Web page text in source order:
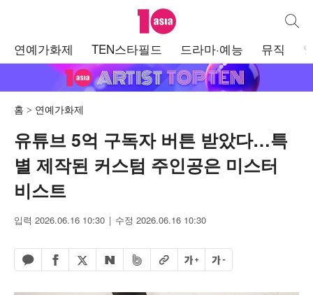
텐아시아 통합
연예가화제 TEN스타필드 드라마·예능 뮤직
홈 연예가화제
유튜브 5억 구독자 버튼 받았다…특
별 제작된 커스텀 주인공은 미스터
비스트
입력 2026.06.16 10:30 수정 2026.06.16 10:30
카카오톡 공유하기
페이스북 공유하기
엑스 공유하기
네이버 공유하기
밴드 공유하기
URL복사글자 크게글자 작게